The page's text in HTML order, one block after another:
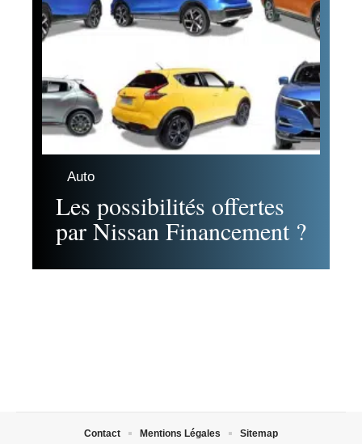
Auto
Les possibilités offertes
par Nissan Financement ?
Contact Mentions Légales Sitemap